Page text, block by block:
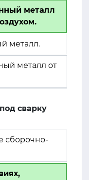
металл
металл.
металл от
сварку
сборочно-